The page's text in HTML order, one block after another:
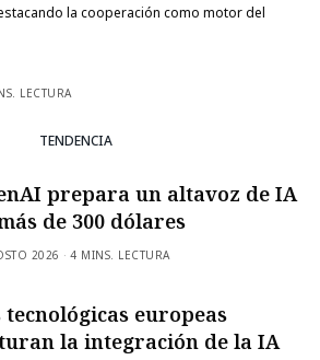
la cooperación como motor del
LECTURA
TENDENCIA
prepara un altavoz de IA
de 300 dólares
2026 4 MINS. LECTURA
tecnológicas europeas
la integración de la IA